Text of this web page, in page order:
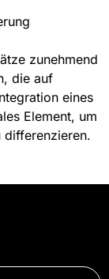
zunehmend
die auf
eines
Element, um
differenzieren.